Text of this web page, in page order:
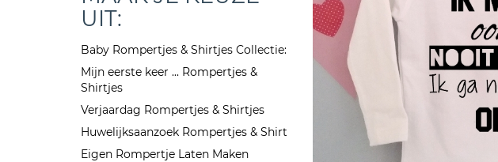
UIT:
Baby Rompertjes & Shirtjes Collectie:
Mijn eerste keer ... Rompertjes &
Shirtjes
Verjaardag Rompertjes & Shirtjes
Huwelijksaanzoek Rompertjes & Shirt
Eigen Rompertje Laten Maken